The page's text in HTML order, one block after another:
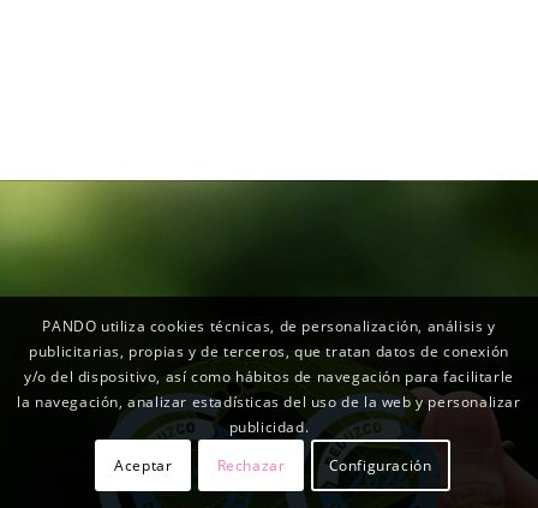
PANDO utiliza cookies técnicas, de personalización, análisis y
publicitarias, propias y de terceros, que tratan datos de conexión
y/o del dispositivo, así como hábitos de navegación para facilitarle
la navegación, analizar estadísticas del uso de la web y personalizar
publicidad.
Aceptar
Rechazar Configuración